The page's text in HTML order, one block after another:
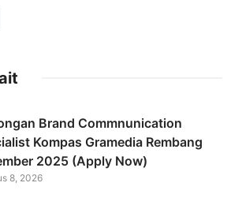
ai
l
Brand Commnunication
Kompas Gramedia Rembang
2025 (Apply Now)
8, 2026